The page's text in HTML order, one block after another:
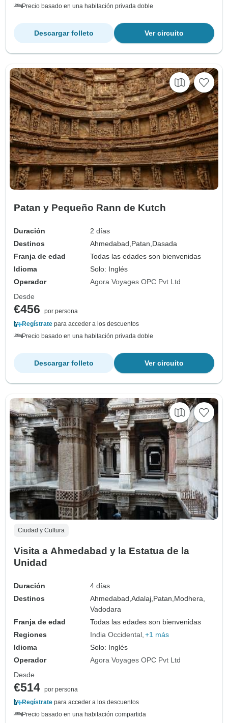
Precio basado en una habitación privada doble
Ver circuito
Descargar folleto
Patan y Pequeño Rann de Kutch
Duración
2 días
Destinos
Ahmedabad,Patan,Dasada
Franja de edad
Todas las edades son bienvenidas
Idioma
Solo: Inglés
Operador
Agora Voyages OPC Pvt Ltd
Desde
€456
por persona
Regístrate para acceder a los descuentos
Precio basado en una habitación privada doble
Ver circuito
Descargar folleto
Ciudad y Cultura
Visita a Ahmedabad y la Estatua de la
Unidad
Duración
4 días
Destinos
Ahmedabad,Adalaj,Patan,Modhera,
Vadodara
Franja de edad
Todas las edades son bienvenidas
Regiones
India Occidental +1 más
Idioma
Solo: Inglés
Operador
Agora Voyages OPC Pvt Ltd
Desde
€514 por persona
Regístrate para acceder a los descuentos
Precio basado en una habitación compartida